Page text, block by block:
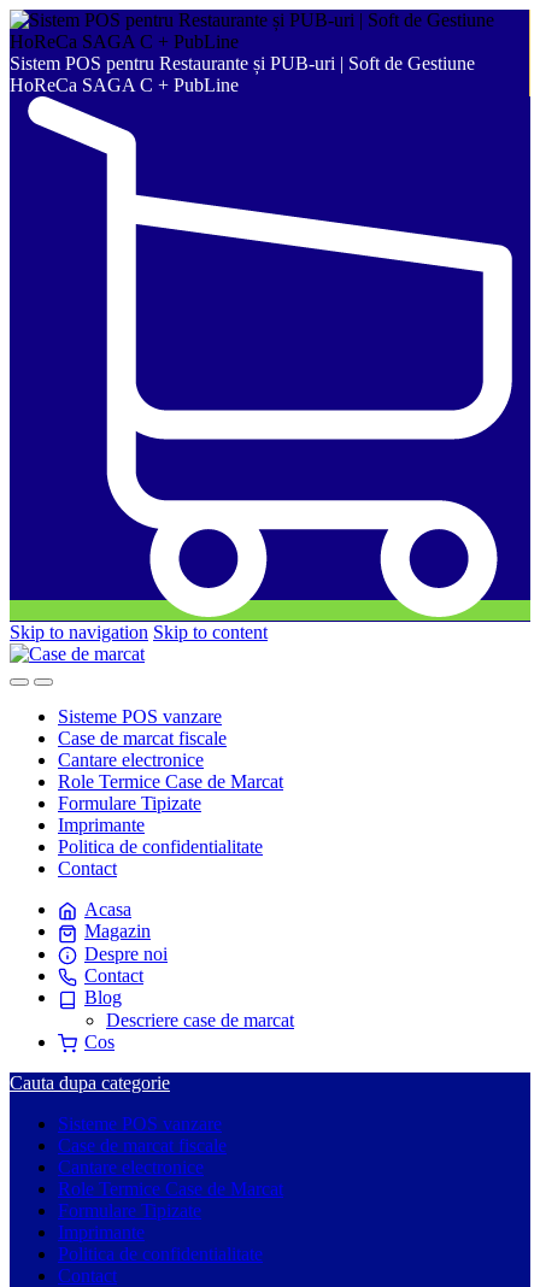
Sistem POS pentru Restaurante și PUB-uri | Soft de Gestiune
HoReCa SAGA C + PubLine
Skip to navigation Skip to content
Sisteme POS vanzare
Case de marcat fiscale
Cantare electronice
Role Termice Case de Marcat
Formulare Tipizate
Imprimante
Politica de confidentialitate
Contact
Acasa
Magazin
Despre noi
Contact
Blog
Descriere case de marcat
Cos
Cauta dupa categorie
Sisteme POS vanzare
Case de marcat fiscale
Cantare electronice
Role Termice Case de Marcat
Formulare Tipizate
Imprimante
Politica de confidentialitate
Contact